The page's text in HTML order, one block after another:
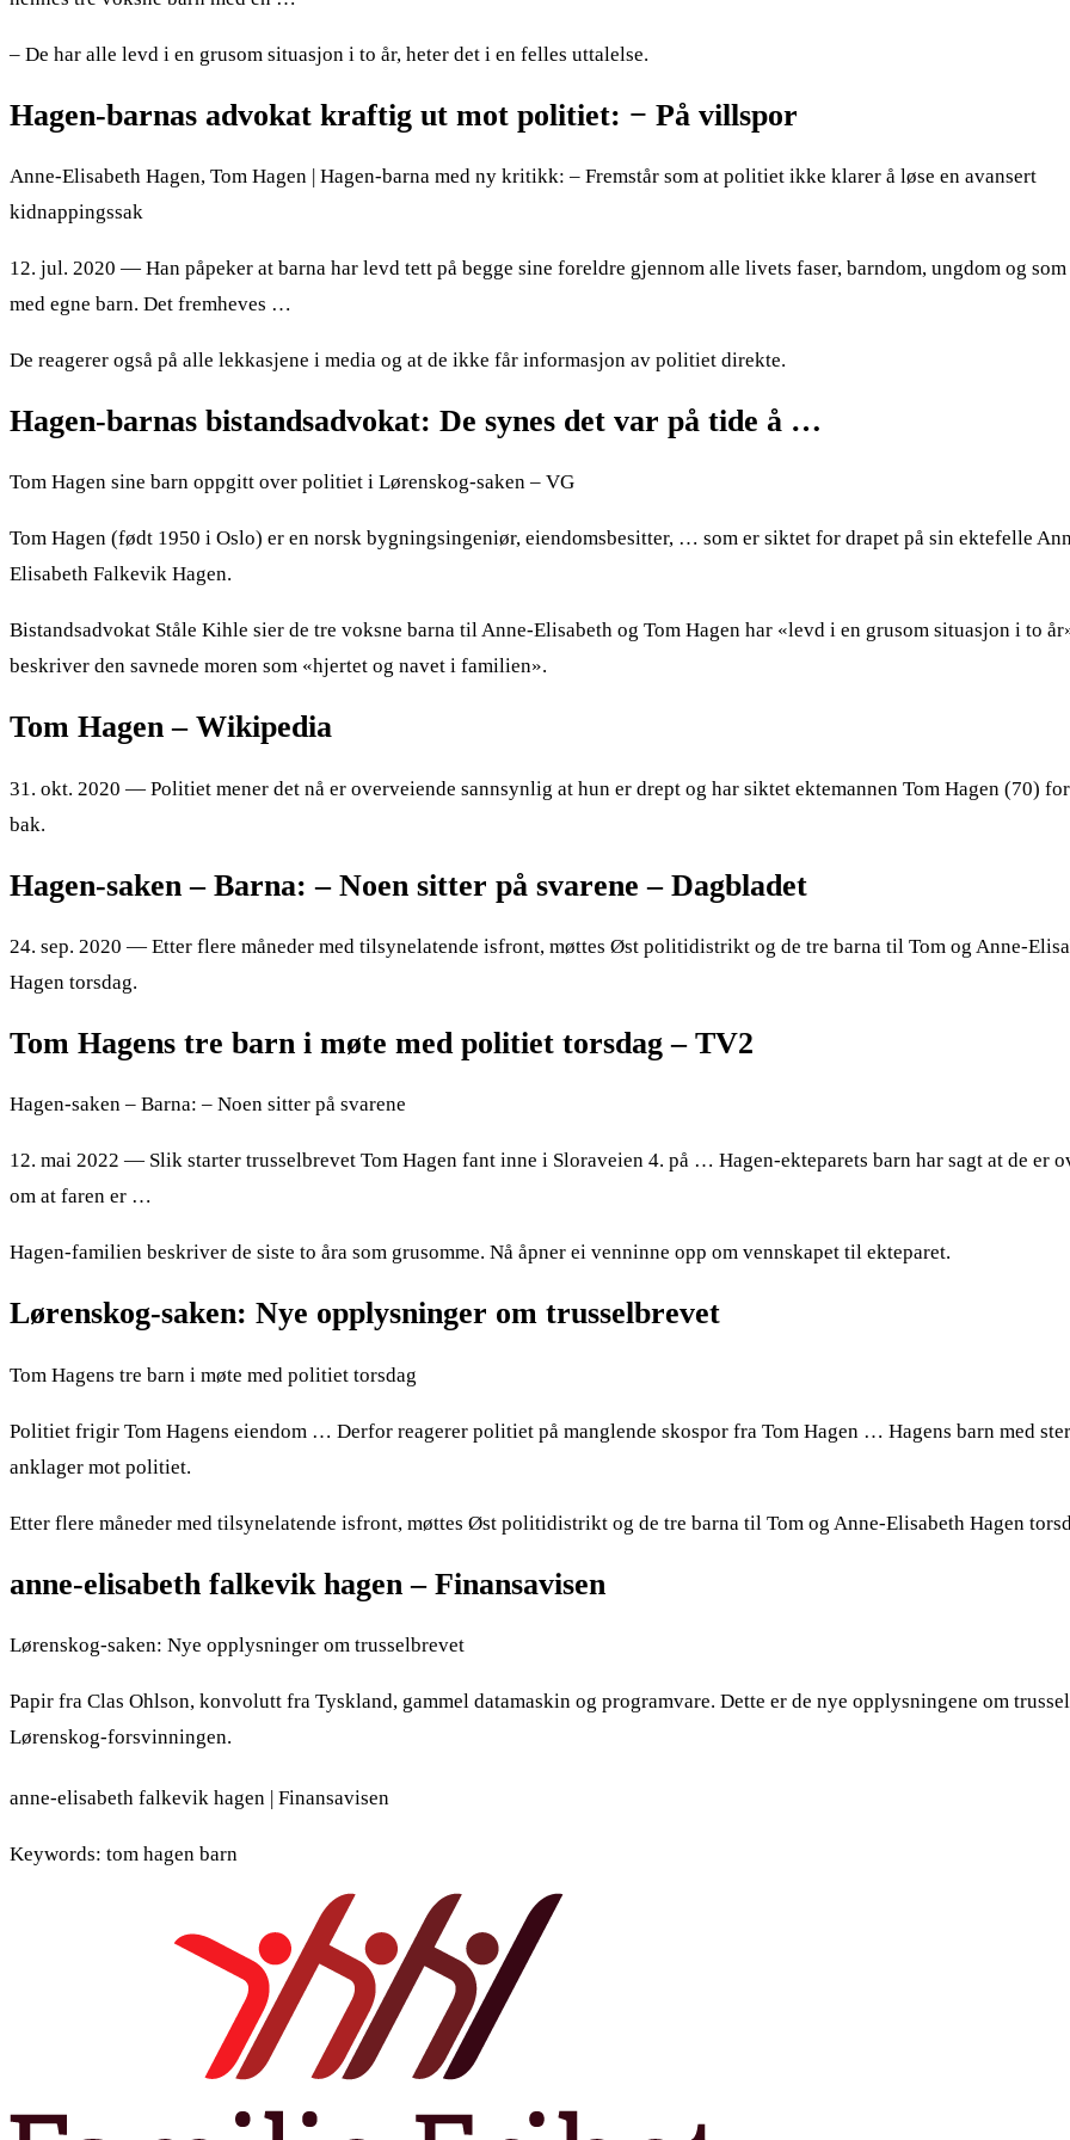
– De har alle levd i en grusom situasjon i to år, heter det i en felles uttalelse.
Hagen-barnas advokat kraftig ut mot politiet: − På villspor
Anne-Elisabeth Hagen, Tom Hagen | Hagen-barna med ny kritikk: – Fremstår som at politiet ikke klarer å løse en avansert
kidnappingssak
12. jul. 2020 — Han påpeker at barna har levd tett på begge sine foreldre gjennom alle livets faser, barndom, ungdom og
med egne barn. Det fremheves …
De reagerer også på alle lekkasjene i media og at de ikke får informasjon av politiet direkte.
Hagen-barnas bistandsadvokat: De synes det var på tide å …
Tom Hagen sine barn oppgitt over politiet i Lørenskog-saken – VG
Tom Hagen (født 1950 i Oslo) er en norsk bygningsingeniør, eiendomsbesitter, … som er siktet for drapet på sin ektefelle
Elisabeth Falkevik Hagen.
Bistandsadvokat Ståle Kihle sier de tre voksne barna til Anne-Elisabeth og Tom Hagen har «levd i en grusom situasjon i to
beskriver den savnede moren som «hjertet og navet i familien».
Tom Hagen – Wikipedia
31. okt. 2020 — Politiet mener det nå er overveiende sannsynlig at hun er drept og har siktet ektemannen Tom Hagen (70) for
bak.
Hagen-saken – Barna: – Noen sitter på svarene – Dagbladet
24. sep. 2020 — Etter flere måneder med tilsynelatende isfront, møttes Øst politidistrikt og de tre barna til Tom og Anne-
Hagen torsdag.
Tom Hagens tre barn i møte med politiet torsdag – TV2
Hagen-saken – Barna: – Noen sitter på svarene
12. mai 2022 — Slik starter trusselbrevet Tom Hagen fant inne i Sloraveien 4. på … Hagen-ekteparets barn har sagt at de er
om at faren er …
Hagen-familien beskriver de siste to åra som grusomme. Nå åpner ei venninne opp om vennskapet til ekteparet.
Lørenskog-saken: Nye opplysninger om trusselbrevet
Tom Hagens tre barn i møte med politiet torsdag
Politiet frigir Tom Hagens eiendom … Derfor reagerer politiet på manglende skospor fra Tom Hagen … Hagens barn med
anklager mot politiet.
Etter flere måneder med tilsynelatende isfront, møttes Øst politidistrikt og de tre barna til Tom og Anne-Elisabeth Hagen
anne-elisabeth falkevik hagen – Finansavisen
Lørenskog-saken: Nye opplysninger om trusselbrevet
Papir fra Clas Ohlson, konvolutt fra Tyskland, gammel datamaskin og programvare. Dette er de nye opplysningene om
Lørenskog-forsvinningen.
anne-elisabeth falkevik hagen | Finansavisen
Keywords: tom hagen barn